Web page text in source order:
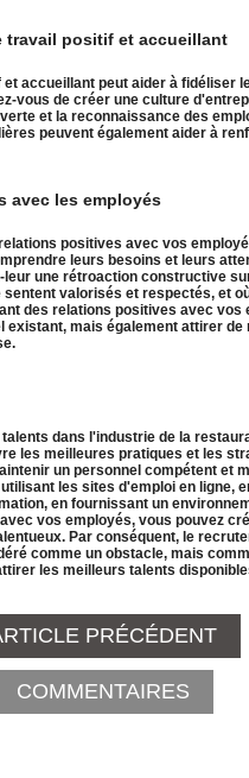
travail positif et accueillant
accueillant peut aider à fidéliser
vous de créer une culture
et la reconnaissance des
peuvent également aider à
avec les employés
positives avec vos
leurs besoins et leurs
une rétroaction constructive
valorisés et respectés, et
des relations positives avec vos
mais également attirer de
dans l'industrie de la
les meilleures pratiques et les
un personnel compétent et
les sites d'emploi en ligne,
en fournissant un
vos employés, vous pouvez
Par conséquent, le
comme un obstacle, mais
les meilleurs talents
PRÉCÉDENT
COMMENTAIRES